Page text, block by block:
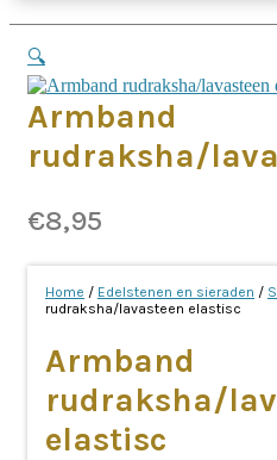
🔍
Armband
rudraksha/
€8,95
Home / Edelstenen en sieraden /
rudraksha/lavasteen elastisc
Armband
rudraksha/
elastisc